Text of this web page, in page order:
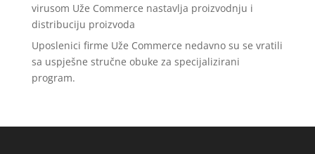
virusom Uže Commerce nastavlja proizvodnju i
distribuciju proizvoda
Uposlenici firme Uže Commerce nedavno su se vratili
sa uspješne stručne obuke za specijalizirani
program.